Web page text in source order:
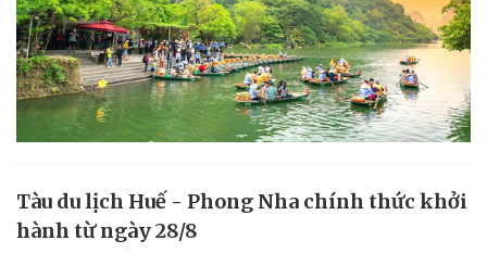
Tàu du lịch Huế - Phong Nha chính thức khởi
hành từ ngày 28/8